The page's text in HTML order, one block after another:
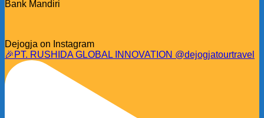
Bank Mandiri
Dejogja on Instagram
🎉PT. RUSHIDA GLOBAL INNOVATION @dejogjatourtravel